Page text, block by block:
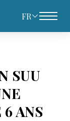
FR
SUU
ANS